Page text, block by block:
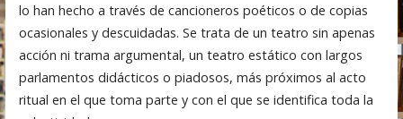
lo han hecho a través de cancioneros poéticos o de copias
ocasionales y descuidadas. Se trata de un teatro sin apenas
acción ni trama argumental, un teatro estático con largos
parlamentos didácticos o piadosos, más próximos al acto
ritual en el que toma parte y con el que se identifica toda la